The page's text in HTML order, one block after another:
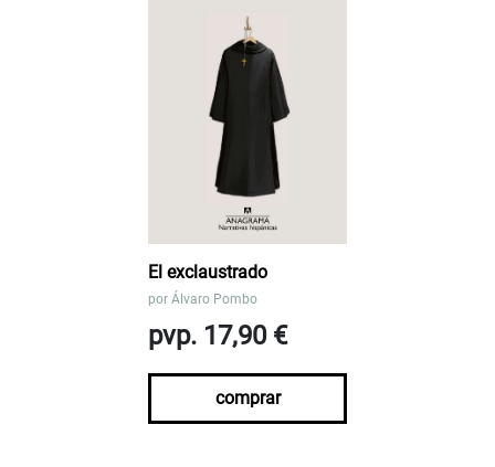
El exclaustrado
por Álvaro Pombo
pvp. 17,90 €
comprar